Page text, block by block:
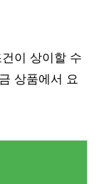
이 상이할 수
상품에서 요